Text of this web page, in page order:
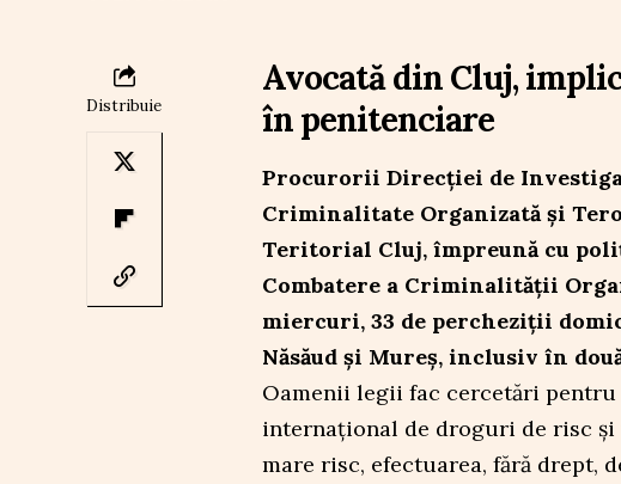
Distribuie
Avocată din Cluj,
în penitenciare
Procurorii Direcției de
Criminalitate Organizată și
Teritorial Cluj, împreună cu
Combatere a Criminalității
miercuri, 33 de percheziții
Năsăud și Mureș, inclusiv în
Oamenii legii fac cercetări
internațional de droguri de risc
mare risc, efectuarea, fără drept,